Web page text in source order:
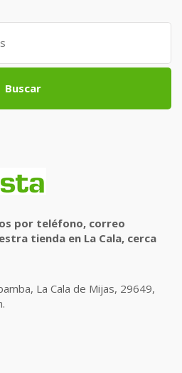
Buscar
por teléfono, correo
tienda en La Cala, cerca
La Cala de Mijas, 29649,